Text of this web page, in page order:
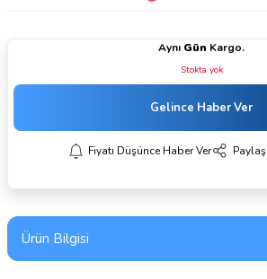
Aynı Gün Kargo.
Stokta yok
Gelince Haber Ver
Fiyatı Düşünce Haber Ver Paylaş
Ürün Bilgisi